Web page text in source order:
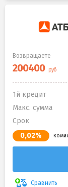
Возвращаете
1й кредит
Макс. сумма
Срок
0,02%
Сравнить